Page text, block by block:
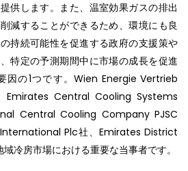
供します。また、温室効果ガスの排出
減することができるため、環境にも良
持続可能性を促進する政府の支援策や
特定の予測期間中に市場の成長を促進
因の1つです。Wien Energie Vertrieb
Emirates Central Cooling Systems
Central Cooling Company PJSC
Plc社、Emirates District
冷房市場における重要な当事者です。